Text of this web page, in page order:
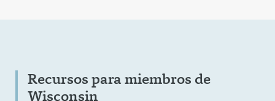
Recursos para miembros de
Wisconsin